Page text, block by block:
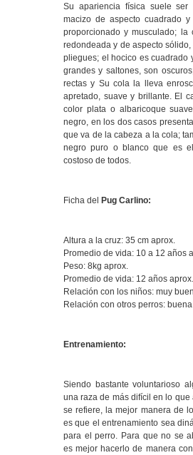
Su apariencia física suele ser
macizo de aspecto cuadrado y
proporcionado y musculado; la
redondeada y de aspecto
pliegues; el hocico es cuadrado
grandes y saltones, son
rectas y Su cola la lleva
apretado, suave y brillante. El
color plata o albaricoque
negro, en los dos casos
que va de la cabeza a la cola;
negro puro o blanco que es
costoso de todos.
Ficha del Pug Carlino:
Altura a la cruz: 35 cm aprox.
Promedio de vida: 10 a 12 años
Peso: 8kg aprox.
Promedio de vida: 12 años aprox.
Relación con los niños: muy
Relación con otros perros:
Entrenamiento:
Siendo bastante voluntarioso
una raza de más difícil en lo que
se refiere, la mejor manera de
es que el entrenamiento sea
para el perro. Para que no se
es mejor hacerlo de manera